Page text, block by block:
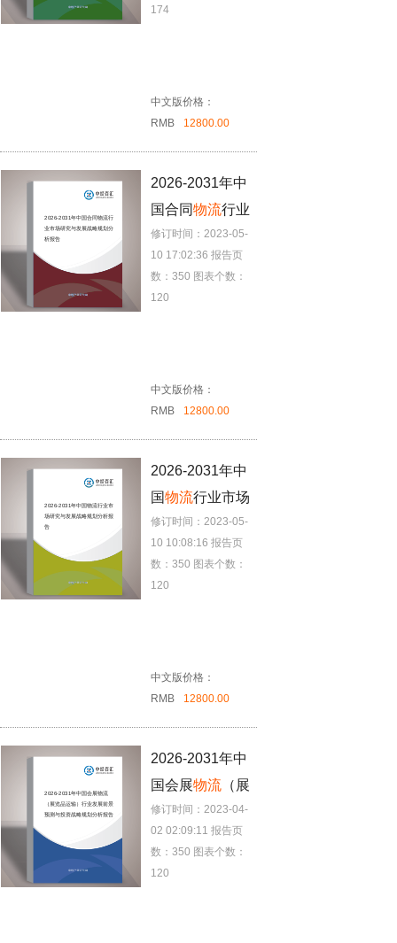
174
中文版价格：
RMB
12800.00
2026-2031年中国合同物流行
业市场研究与发展战略规划分
析报告
2026-2031年中
国合同物流行业
市场研究与发展
战略规划分析报
修订时间：2023-05-
10 17:02:36 报告页
数：350 图表个数：
120
中文版价格：
RMB
12800.00
2026-2031年中国物流行业市
场研究与发展战略规划分析报
告
2026-2031年中
国物流行业市场
研究与发展战略
规划分析报告
修订时间：2023-05-
10 10:08:16 报告页
数：350 图表个数：
120
中文版价格：
RMB
12800.00
2026-2031年中国会展物流
（展览品运输）行业发展前景
预测与投资战略规划分析报告
2026-2031年中
国会展物流 （展
览品运输）行业
发展前景预测与
修订时间：2023-04-
02 02:09:11 报告页
数：350 图表个数：
120